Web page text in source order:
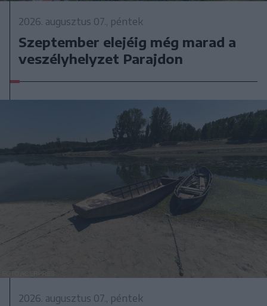
2026. augusztus 07., péntek
Szeptember elejéig még marad a
veszélyhelyzet Parajdon
2026. augusztus 07., péntek